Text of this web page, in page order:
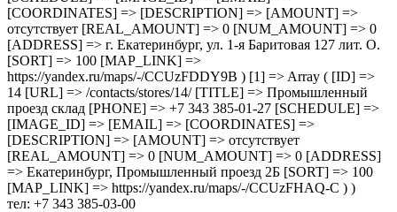
[COORDINATES] => [DESCRIPTION] => [AMOUNT] =>
отсутствует [REAL_AMOUNT] => 0 [NUM_AMOUNT] => 0
[ADDRESS] => г. Екатеринбург, ул. 1-я Баритовая 127 лит. О.
[SORT] => 100 [MAP_LINK] =>
https://yandex.ru/maps/-/CCUzFDDY9B ) [1] => Array ( [ID] =>
14 [URL] => /contacts/stores/14/ [TITLE] => Промышленный
проезд cклад [PHONE] => +7 343 385-01-27 [SCHEDULE] =>
[IMAGE_ID] => [EMAIL] => [COORDINATES] =>
[DESCRIPTION] => [AMOUNT] => отсутствует
[REAL_AMOUNT] => 0 [NUM_AMOUNT] => 0 [ADDRESS]
=> Екатеринбург, Промышленный проезд 2Б [SORT] => 100
[MAP_LINK] => https://yandex.ru/maps/-/CCUzFHAQ-C ) )
тел: +7 343 385-03-00